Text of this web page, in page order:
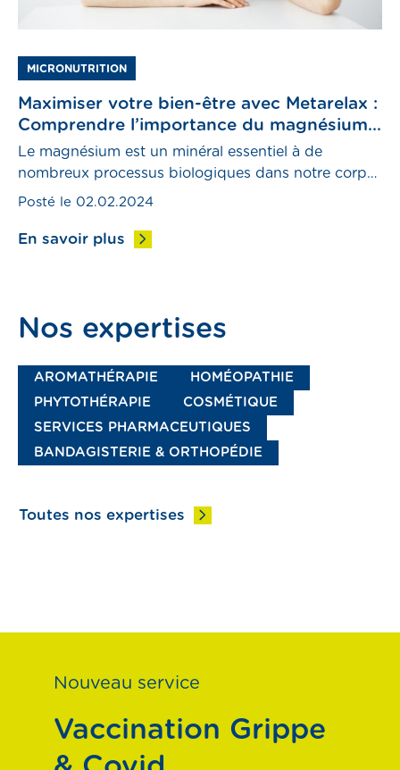
MICRONUTRITION
Maximiser votre bien-être avec Metarelax :
Comprendre l’importance du magnésium
et des suppléments pour une vie
équilibrée
Le magnésium est un minéral essentiel à de
nombreux processus biologiques dans notre corps,
et sa supplémentation peut jouer un rôle crucial
article, nous explorerons pourquoi il est si important
Posté le 02.02.2024
En savoir plus
Nos expertises
AROMATHÉRAPIE
HOMÉOPATHIE
PHYTOTHÉRAPIE
COSMÉTIQUE
SERVICES PHARMACEUTIQUES
BANDAGISTERIE & ORTHOPÉDIE
Toutes nos expertises
Nouveau service
Vaccination Grippe